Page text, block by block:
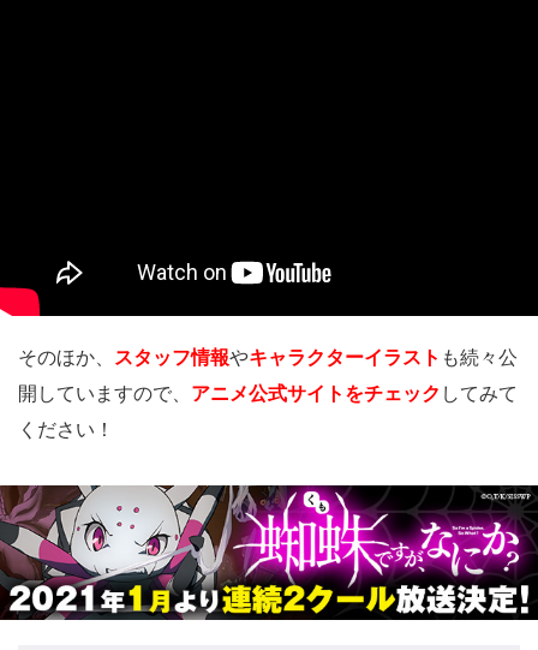
そのほか、 スタッフ情報やキャラクターイラスト も続々公
開していますので、 アニメ公式サイトをチェック してみて
ください！